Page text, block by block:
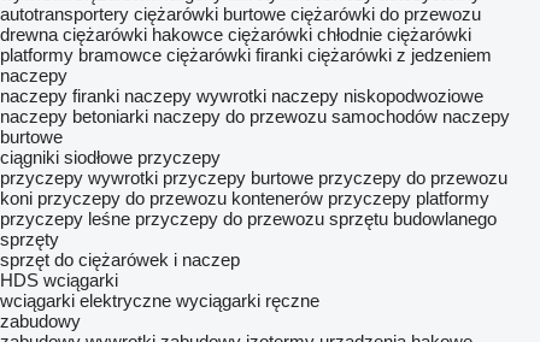
autotransportery ciężarówki burtowe ciężarówki do przewozu
drewna ciężarówki hakowce ciężarówki chłodnie ciężarówki
platformy bramowce ciężarówki firanki ciężarówki z jedzeniem
naczepy
naczepy firanki naczepy wywrotki naczepy niskopodwoziowe
naczepy betoniarki naczepy do przewozu samochodów naczepy
burtowe
ciągniki siodłowe przyczepy
przyczepy wywrotki przyczepy burtowe przyczepy do przewozu
koni przyczepy do przewozu kontenerów przyczepy platformy
przyczepy leśne przyczepy do przewozu sprzętu budowlanego
sprzęty
sprzęt do ciężarówek i naczep
HDS wciągarki
wciągarki elektryczne wyciągarki ręczne
zabudowy